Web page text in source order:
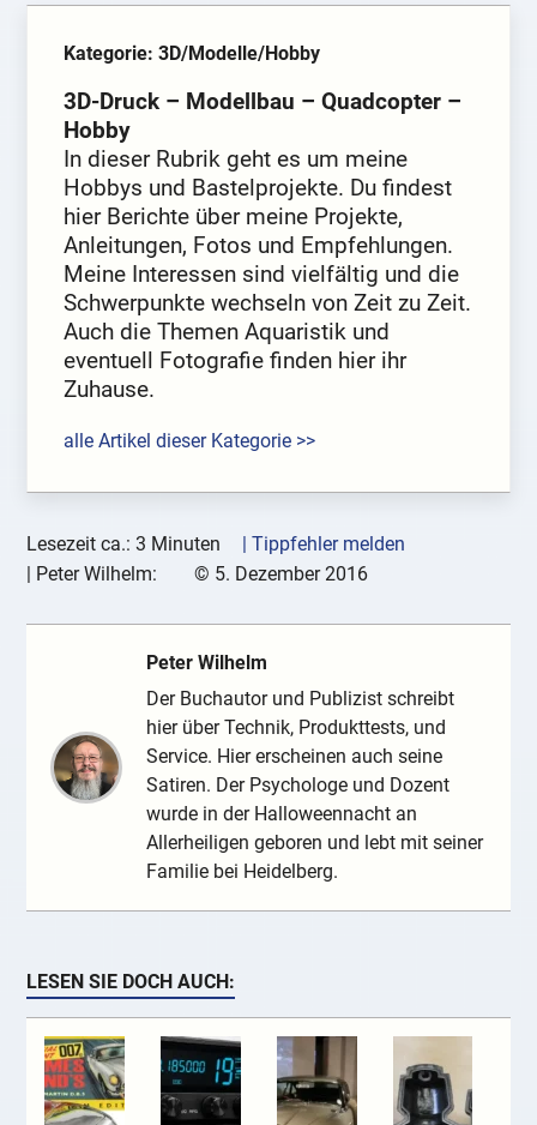
Kategorie: 3D/Modelle/Hobby
3D-Druck – Modellbau – Quadcopter –
Hobby
In dieser Rubrik geht es um meine
Hobbys und Bastelprojekte. Du findest
hier Berichte über meine Projekte,
Anleitungen, Fotos und Empfehlungen.
Meine Interessen sind vielfältig und die
Schwerpunkte wechseln von Zeit zu Zeit.
Auch die Themen Aquaristik und
eventuell Fotografie finden hier ihr
Zuhause.
alle Artikel dieser Kategorie >>
Lesezeit ca.: 3 Minuten
| Tippfehler melden
| Peter Wilhelm: © 5. Dezember 2016
Peter Wilhelm
Der Buchautor und Publizist schreibt
hier über Technik, Produkttests, und
Service. Hier erscheinen auch seine
Satiren. Der Psychologe und Dozent
wurde in der Halloweennacht an
Allerheiligen geboren und lebt mit seiner
Familie bei Heidelberg.
LESEN SIE DOCH AUCH: